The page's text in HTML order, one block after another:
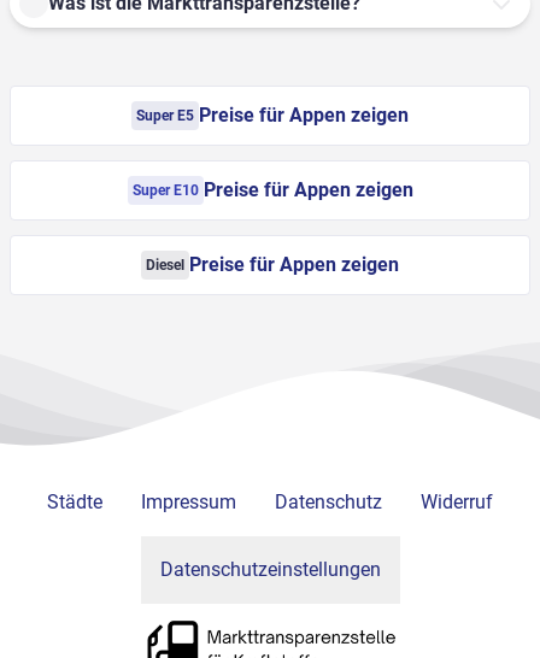
Super E5 Preise für Appen zeigen
Super E10 Preise für Appen zeigen
Diesel Preise für Appen zeigen
Städte Impressum Datenschutz Widerruf
Datenschutzeinstellungen